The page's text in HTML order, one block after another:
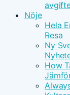
Nöje
Hela
Resa
Ny
How